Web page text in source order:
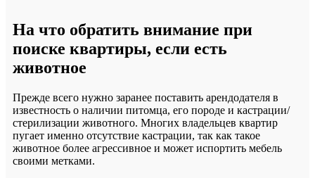
На что обратить внимание при
поиске квартиры, если есть
животное
Прежде всего нужно заранее поставить арендодателя в
известность о наличии питомца, его породе и кастрации/
стерилизации животного. Многих владельцев квартир
пугает именно отсутствие кастрации, так как такое
животное более агрессивное и может испортить мебель
своими метками.